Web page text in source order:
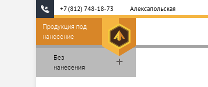
+7 (812) 748-18-73 Алексапольская
Продукция под
нанесение
Без
нанесения